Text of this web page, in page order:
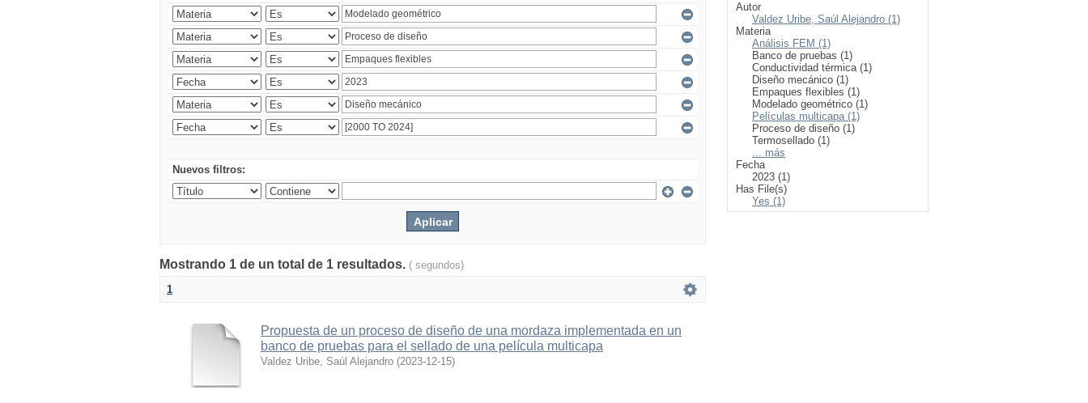
Nuevos filtros:
Mostrando 1 de un total de 1 resultados. ( segundos)
1
Propuesta de un proceso de diseño de una mordaza implementada en un
banco de pruebas para el sellado de una película multicapa
Valdez Uribe, Saúl Alejandro (2023-12-15)
Autor
Valdez Uribe, Saúl Alejandro (1)
Materia
Análisis FEM (1)
Banco de pruebas (1)
Conductividad térmica (1)
Diseño mecánico (1)
Empaques flexibles (1)
Modelado geométrico (1)
Películas multicapa (1)
Proceso de diseño (1)
Termosellado (1)
... más
Fecha
2023 (1)
Has File(s)
Yes (1)